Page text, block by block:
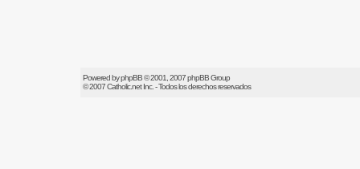
Powered byphpBB© 2001, 2007 phpBB Group
© 2007Catholic.netInc. - Todos los derechos reservados